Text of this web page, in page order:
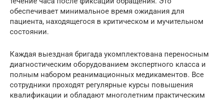
обеспечивает минимальное время ожидания для
пациента, находящегося в критическом и мучительном
состоянии.
Каждая выездная бригада укомплектована переносным
диагностическим оборудованием экспертного класса и
полным набором реанимационных медикаментов. Все
сотрудники проходят регулярные курсы повышения
квалификации и обладают многолетним практическим